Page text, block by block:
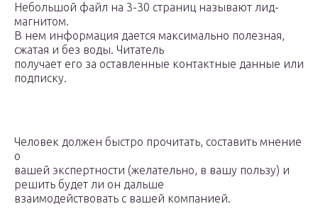
Небольшой файл на 3-30 страниц называют лид-
магнитом.
В нем информация дается максимально полезная,
сжатая и без воды. Читатель
получает его за оставленные контактные данные или
подписку.
Человек должен быстро прочитать, составить мнение
о
вашей экспертности (желательно, в вашу пользу) и
решить будет ли он дальше
взаимодействовать с вашей компанией.